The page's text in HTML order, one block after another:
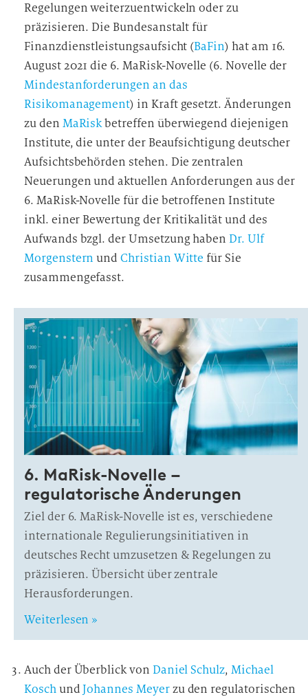
Regelungen weiterzuentwickeln oder zu
präzisieren. Die Bundesanstalt für
Finanzdienstleistungsaufsicht (BaFin) hat am 16.
August 2021 die 6. MaRisk-Novelle (6. Novelle der
Mindestanforderungen an das
Risikomanagement) in Kraft gesetzt. Änderungen
zu den MaRiskbetreffen überwiegend diejenigen
Institute, die unter der Beaufsichtigung deutscher
Aufsichtsbehörden stehen. Die zentralen
Neuerungen und aktuellen Anforderungen aus der
6. MaRisk-Novelle für die betroffenen Institute
inkl. einer Bewertung der Kritikalität und des
Aufwands bzgl. der Umsetzung habenDr. Ulf
Morgenstern undChristian Witte für Sie
zusammengefasst.
6. MaRisk-Novelle –
regulatorische Änderungen
Ziel der 6. MaRisk-Novelle ist es, verschiedene
internationale Regulierungsinitiativen in
deutsches Recht umzusetzen & Regelungen zu
präzisieren. Übersicht über zentrale
Herausforderungen.
Weiterlesen »
Auch der Überblick von Daniel Schulz, Michael
KoschundJohannes Meyerzu den regulatorischen